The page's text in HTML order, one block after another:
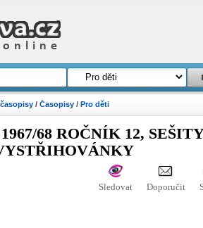
/ Časopisy/ Pro děti
68 ROČNÍK 12,
Sledovat Doporučit